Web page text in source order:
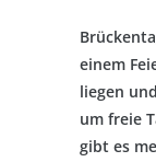
einem
liegen
um freie
gibt es